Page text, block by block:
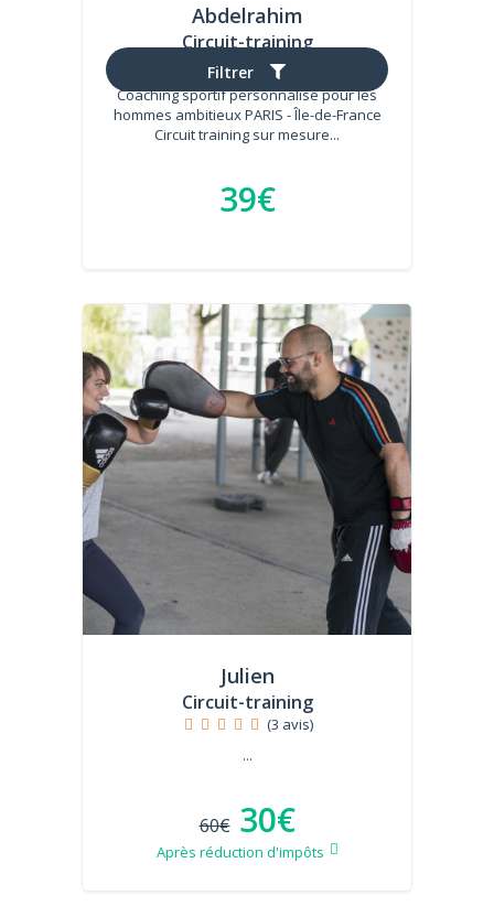
Filtrer
Abdelrahim
Circuit-training
(22 avis)
Coaching sportif personnalisé pour les
hommes ambitieux PARIS - Île-de-France
Circuit training sur mesure...
39€
Julien
Circuit-training
(3 avis)
...
60€ 30€
Après réduction d'impôts